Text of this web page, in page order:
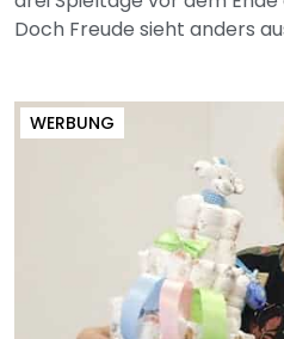
Doch Freude sieht anders
WERBUNG